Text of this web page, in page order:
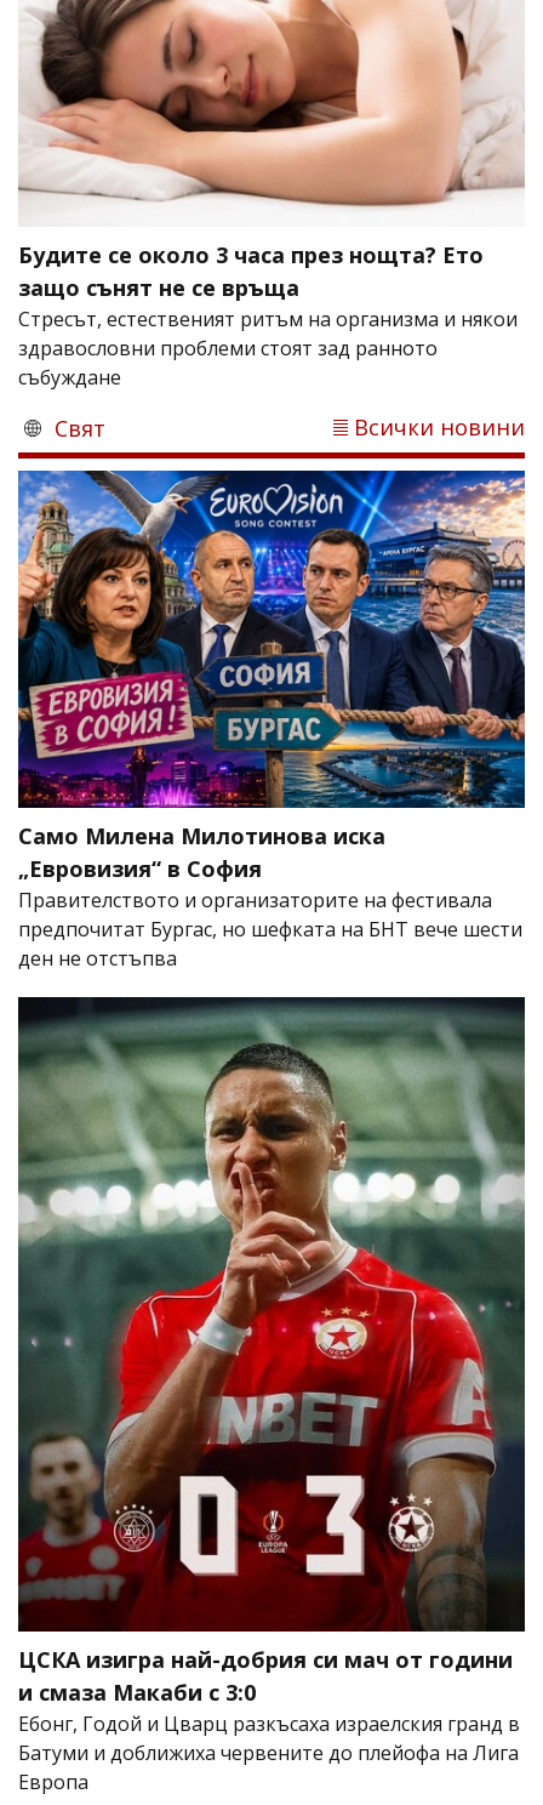
Будите се около 3 часа през нощта? Ето
защо сънят не се връща
Стресът, естественият ритъм на организма и някои
здравословни проблеми стоят зад ранното
събуждане
Свят Всички новини
Само Милена Милотинова иска
„Евровизия“ в София
Правителството и организаторите на фестивала
предпочитат Бургас, но шефката на БНТ вече шести
ден не отстъпва
ЦСКА изигра най-добрия си мач от години
и смаза Макаби с 3:0
Ебонг, Годой и Цварц разкъсаха израелския гранд в
Батуми и доближиха червените до плейофа на Лига
Европа